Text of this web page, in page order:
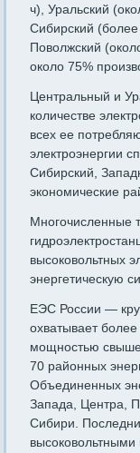
ч), Уральский
Сибирский
Поволжский
около 75%
Центральный и
количестве
всех ее
электроэнергии
Сибирский,
экономические
Многочисленные
высоковольтных
энергетическую
ЕЭС России —
охватывает
мощностью
70 районных
Объединенных
Запада, Центра,
Сибири.